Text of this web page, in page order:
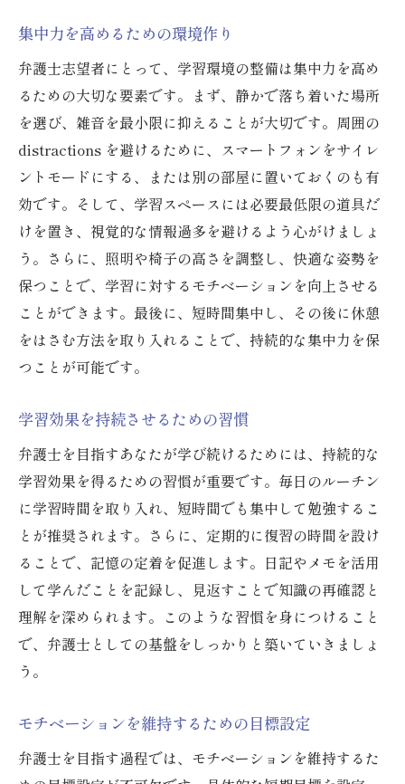
フィードバックを受け入れる学びの姿勢
勉強仲間との協力とその効果
自己評価による学習進捗の確認
弁護士試験に挑むための計画的な勉強法とは
長期的な勉強計画の立案法
目標達成に向けた日々の進捗管理
試験に向けた集中トレーニング法
勉強時間を最大化するための工夫
試験の形式に合わせた学習アプローチ
自己分析を基にした弱点克服法
弁護士としての未来を描くための効率的な学習
法
自己成長を促進する学習プランの立て方
法律業界のトレンドを学び続ける術
キャリアアップに役立つ資格取得の戦略
新しい法律技術の導入とその適応法
専門家としての信頼を築くための学び方
集中力を高めるための環境作り
弁護士志望者にとって、学習環境の整備は集中力を高め
るための大切な要素です。まず、静かで落ち着いた場所
を選び、雑音を最小限に抑えることが大切です。周囲の
distractions を避けるために、スマートフォンをサイレ
ントモードにする、または別の部屋に置いておくのも有
効です。そして、学習スペースには必要最低限の道具だ
けを置き、視覚的な情報過多を避けるよう心がけましょ
う。さらに、照明や椅子の高さを調整し、快適な姿勢を
保つことで、学習に対するモチベーションを向上させる
ことができます。最後に、短時間集中し、その後に休憩
をはさむ方法を取り入れることで、持続的な集中力を保
つことが可能です。
学習効果を持続させるための習慣
弁護士を目指すあなたが学び続けるためには、持続的な
学習効果を得るための習慣が重要です。毎日のルーチン
に学習時間を取り入れ、短時間でも集中して勉強するこ
とが推奨されます。さらに、定期的に復習の時間を設け
ることで、記憶の定着を促進します。日記やメモを活用
して学んだことを記録し、見返すことで知識の再確認と
理解を深められます。このような習慣を身につけること
で、弁護士としての基盤をしっかりと築いていきましょ
う。
モチベーションを維持するための目標設定
弁護士を目指す過程では、モチベーションを維持するた